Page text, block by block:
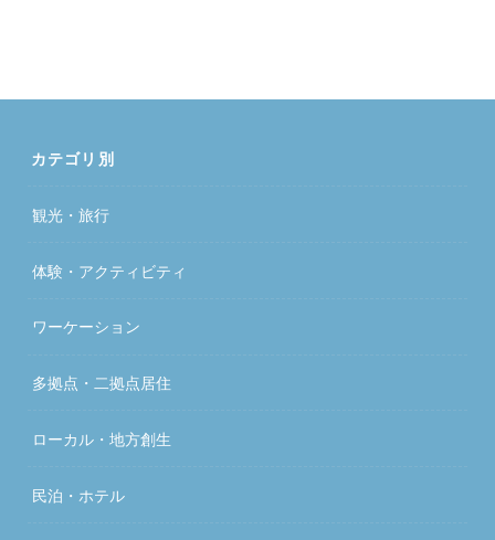
カテゴリ別
観光・旅行
体験・アクティビティ
ワーケーション
多拠点・二拠点居住
ローカル・地方創生
民泊・ホテル